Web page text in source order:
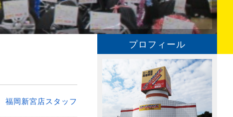
福岡新宮店スタッフ
プロフィール